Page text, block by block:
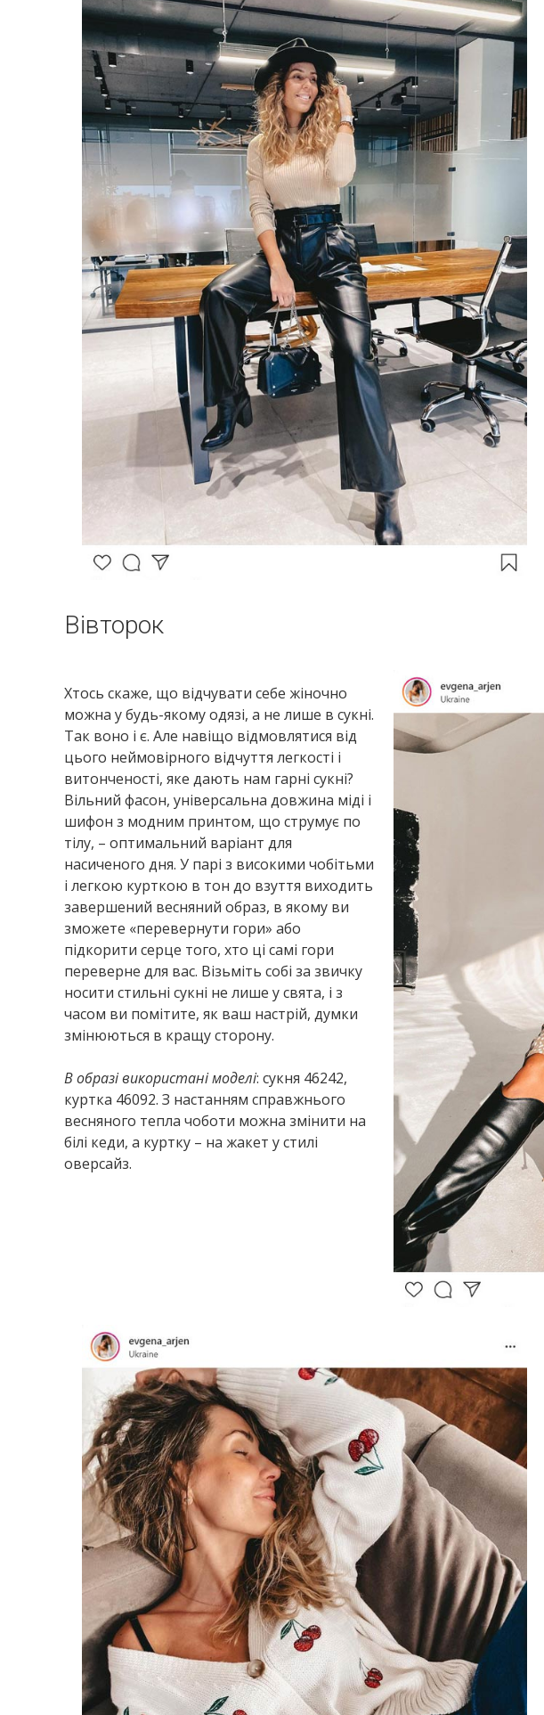
Вівторок
Хтось скаже, що відчувати себе жіночно
можна у будь-якому одязі, а не лише в сукні.
Так воно і є. Але навіщо відмовлятися від
цього неймовірного відчуття легкості і
витонченості, яке дають нам гарні сукні?
Вільний фасон, універсальна довжина міді і
шифон з модним принтом, що струмує по
тілу, – оптимальний варіант для
насиченого дня. У парі з високими чобітьми
і легкою курткою в тон до взуття виходить
завершений весняний образ, в якому ви
зможете «перевернути гори» або
підкорити серце того, хто ці самі гори
переверне для вас. Візьміть собі за звичку
носити стильні сукні не лише у свята, і з
часом ви помітите, як ваш настрій, думки
змінюються в кращу сторону.
В образі використані моделі: сукня 46242,
куртка 46092. З настанням справжнього
весняного тепла чоботи можна змінити на
білі кеди, а куртку – на жакет у стилі
оверсайз.